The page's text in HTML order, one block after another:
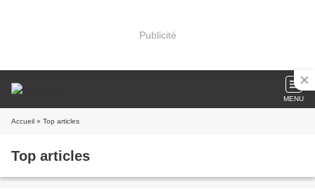
Publicité
MENU
Accueil » Top articles
Top articles